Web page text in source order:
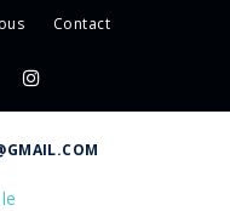
Contact